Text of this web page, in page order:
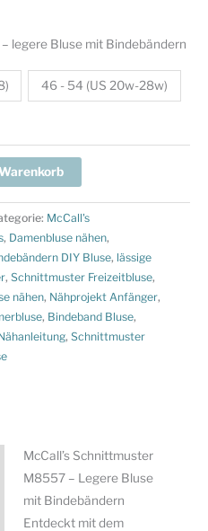
legere Bluse mit Bindebändern
46 - 54 (US 20w-28w)
McCall's
, Damenbluse nähen,
DIY Bluse, lässige
, Schnittmuster Freizeitbluse,
nähen, Nähprojekt Anfänger,
, Bindeband Bluse,
, Schnittmuster
McCall’s Schnittmuster
M8557 – Legere Bluse
mit Bindebändern
Entdeckt mit dem